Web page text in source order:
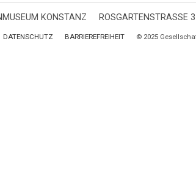
KONSTANZ ROSGARTENSTRASSE
DATENSCHUTZ BARRIEREFREIHEIT © 2025